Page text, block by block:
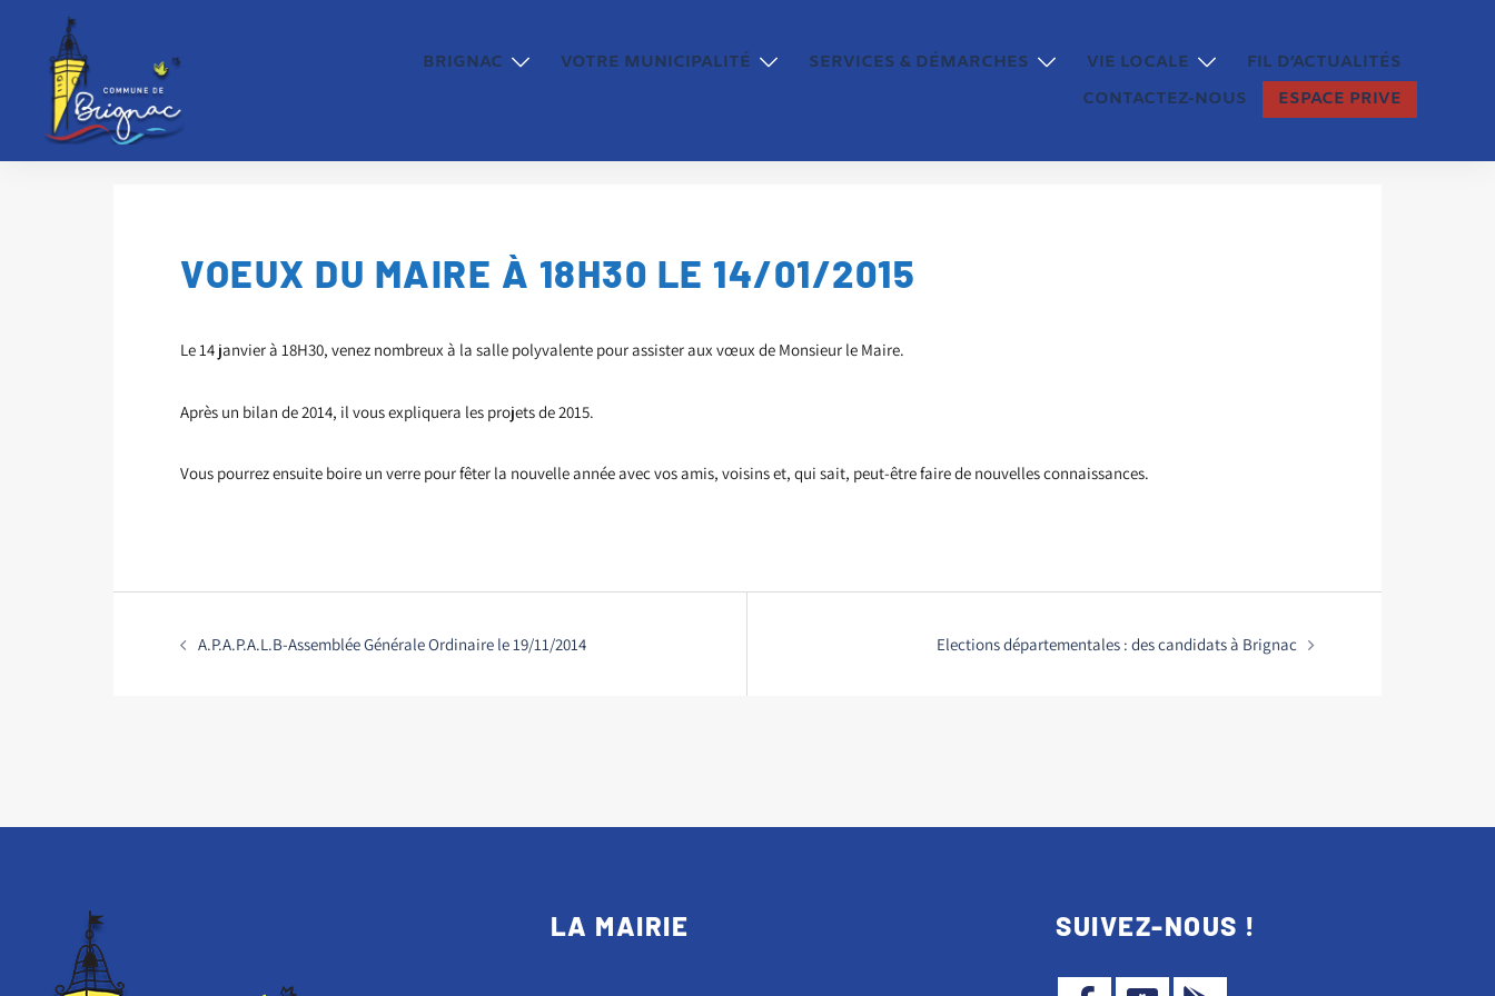
BRIGNAC VOTRE MUNICIPALITÉ SERVICES & DÉMARCHES VIE LOCALE
FIL D’ACTUALITÉS
CONTACTEZ-NOUS
ESPACE PRIVE
VOEUX DU MAIRE À 18H30 LE 14/01/2015
Le 14 janvier à 18H30, venez nombreux à la salle polyvalente pour assister aux vœux de Monsieur le Maire.
Après un bilan de 2014, il vous expliquera les projets de 2015.
Vous pourrez ensuite boire un verre pour fêter la nouvelle année avec vos amis, voisins et, qui sait, peut-être faire de nouvelles connaissances.
A.P.A.P.A.L.B-Assemblée Générale Ordinaire le 19/11/2014 Elections départementales : des candidats à Brignac
LA MAIRIE SUIVEZ-NOUS !